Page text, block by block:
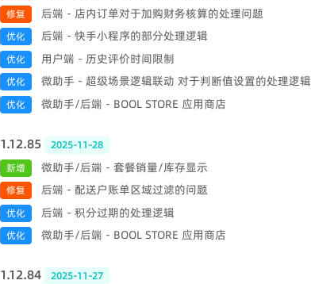
修复 后端 - 店内订单对于加购财务核算的处理问题
优化 后端 - 快手小程序的部分处理逻辑
优化 用户端 - 历史评价时间限制
优化 微助手 - 超级场景逻辑联动 对于判断值设置的处理逻辑
优化 微助手/后端 - BOOL STORE 应用商店
1.12.85
2025-11-28
新增
微助手/后端 - 套餐销量/库存显示
修复 后端 - 配送户账单区域过滤的问题
优化 后端 - 积分过期的处理逻辑
优化 微助手/后端 - BOOL STORE 应用商店
1.12.84
2025-11-27